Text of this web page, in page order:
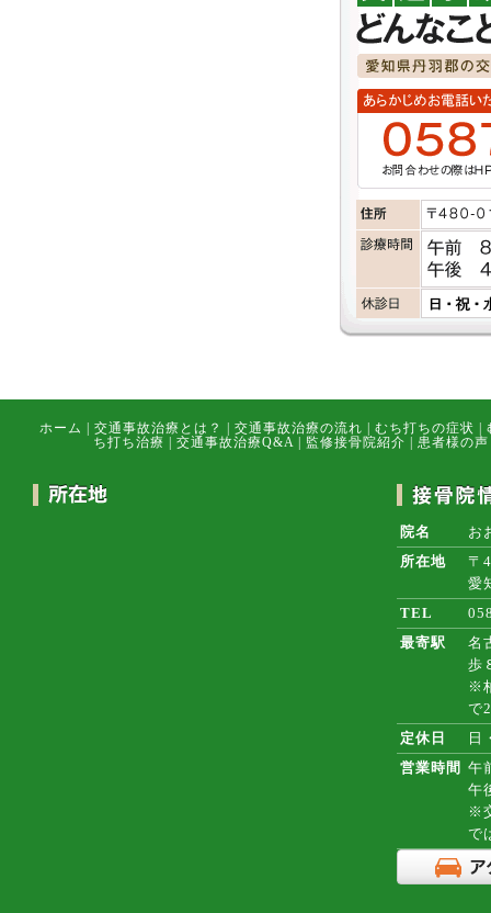
ホーム 交通事故治療とは？ 交通事故治療の流れ むち打ちの症状
ち打ち治療
交通事故治療Q&A 監修接骨院紹介 患者様の声
院名
お
所在地
〒
愛
TEL
最寄駅
名
歩
※
で
定休日
日
営業時間 午
午
※
で